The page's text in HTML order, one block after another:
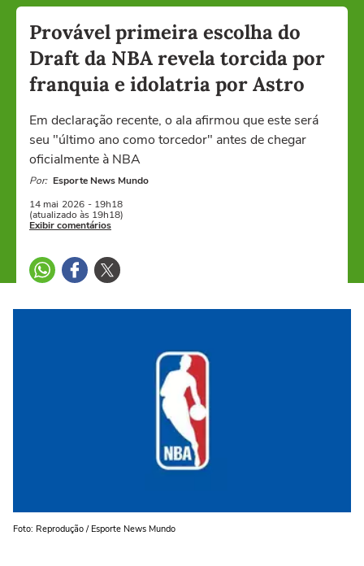
Provável primeira escolha do
Draft da NBA revela torcida por
franquia e idolatria por Astro
Em declaração recente, o ala afirmou que este será
seu "último ano como torcedor" antes de chegar
oficialmente à NBA
Por: Esporte News Mundo
14 mai 2026 - 19h18
(atualizado às 19h18)
Exibir comentários
Foto: Reprodução / Esporte News Mundo